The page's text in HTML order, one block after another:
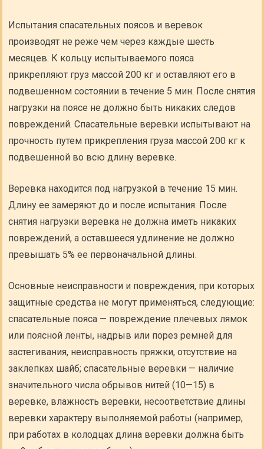
Испытания спасательных поясов и веревок
производят не реже чем через каждые шесть
месяцев. К кольцу испытываемого пояса
прикрепляют груз массой 200 кг и оставляют его в
подвешенном состоянии в течение 5 мин. После снятия
нагрузки на поясе не должно быть никаких следов
повреждений. Спасательные веревки испытывают на
прочность путем прикрепления груза массой 200 кг к
подвешенной во всю длину веревке.
Веревка находится под нагрузкой в течение 15 мин.
Длину ее замеряют до и после испытания. После
снятия нагрузки веревка не должна иметь никаких
повреждений, а оставшееся удлинение не должно
превышать 5% ее первоначальной длины.
Основные неисправности и повреждения, при которых
защитные средства не могут применяться, следующие:
спасательные пояса — повреждение плечевых лямок
или поясной ленты, надрыв или порез ремней для
застегивания, неисправность пряжки, отсутствие на
заклепках шайб; спасательные веревки — наличие
значительного числа обрывов нитей (10—15) в
веревке, влажность веревки, несоответствие длины
веревки характеру выполняемой работы (например,
при работах в колодцах длина веревки должна быть